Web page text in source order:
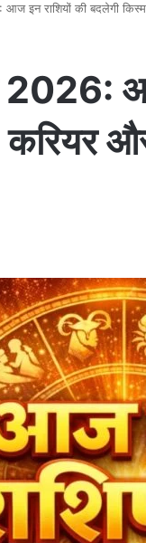
आज इन राशियों की बदलेगी
2026:
करियर